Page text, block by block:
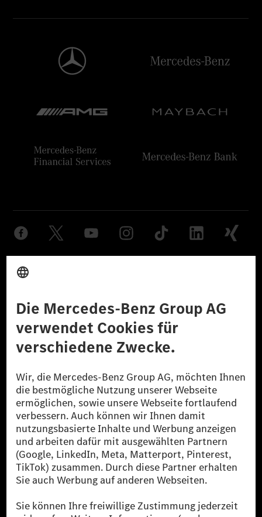
© 2026 Mercedes-Benz Group AG. Alle Rechte vorbehalten.
reduzierte CO₂-Emissionen bei der Mercedes-Benz Group durch
zertifizierte Ausgleichsprojekte kompensiert werden.
[2] Renewable Charging ist ein integraler Bestandteil von MB.CHARGE
Public in Europa, den USA, Kanada und China. Sofern an der jeweiligen
Ladestation noch kein Strom aus erneuerbaren Energien vorliegt,
verwendet Renewable Charging Grünstromzertifikate*. Diese stellen
sicher, dass für Ladevorgänge über MB.CHARGE Public eine äquivalente
Strommenge aus erneuerbaren Energien ins Stromnetz eingespeist wird.
Sie stammen ausschließlich aus Wind- und Solarkraftanlagen, die jünger
als sechs Jahre sind.
* Inkl. EKOenergy Ökolabel
* Die angegebenen Werte wurden nach dem vorgeschriebenen
Messverfahren WLTP (Worldwide harmonised Light vehicles Test